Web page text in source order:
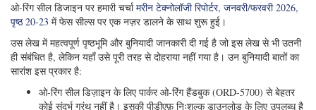
ओ-रिंग सील डिजाइन पर हमारी चर्चामरीन टेक्नोलॉजी रिपोर्टर, जनवरी/फरवरी 2026,
पृष्ठ 20-23 में फेस सील्स पर एक नज़र डालने के साथ शुरू हुई।
उस लेख में महत्वपूर्ण पृष्ठभूमि और बुनियादी जानकारी दी गई है जो इस लेख से भी उतनी
ही संबंधित है, लेकिन यहाँ उसे पूरी तरह से दोहराया नहीं गया है। उन बुनियादी बातों का
सारांश इस प्रकार है:
ओ-रिंग सील डिज़ाइन के लिए पार्कर ओ-रिंग हैंडबुक (ORD-5700) से बेहतर
कोई संदर्भ ग्रंथ नहीं है। इसकी पीडीएफ़ निःशुल्क डाउनलोड के लिए उपलब्ध है